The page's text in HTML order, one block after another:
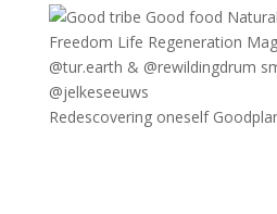
Redescovering oneself